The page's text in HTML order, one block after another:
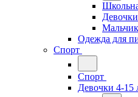
Одежда для
Спорт
Спорт
Девочки 4-15